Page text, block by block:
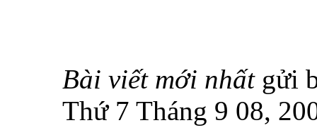
Bài viết mới nhất gửi
Thứ 7 Tháng 9 08,